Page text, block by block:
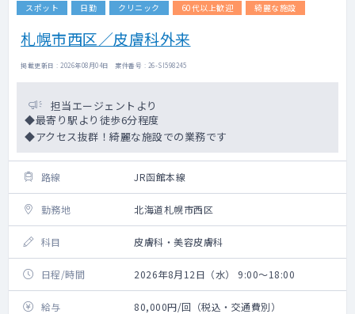
スポット 日勤 クリニック 60代以上歓迎 綺麗な施設
札幌市西区／皮膚科外来
掲載更新日 : 2026年08月04日 案件番号 : 26-SI598245
担当エージェントより
◆最寄り駅より徒歩6分程度
◆アクセス抜群！綺麗な施設での業務です
路線 JR函館本線
勤務地 北海道札幌市西区
科目 皮膚科・美容皮膚科
日程/時間 2026年8月12日（水） 9:00～18:00
給与 80,000円/回（税込・交通費別）